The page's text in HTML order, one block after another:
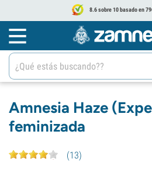
8.6 sobre 10 basado en
Amnesia Haze
feminizada
(13)